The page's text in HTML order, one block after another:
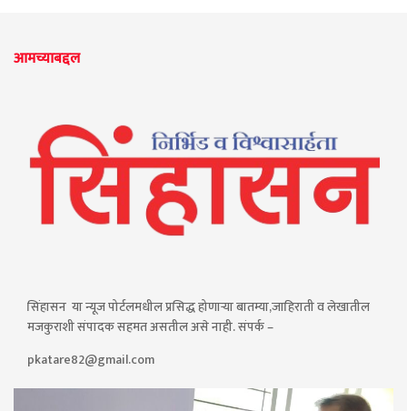
आमच्याबद्दल
सिंहासन या न्यूज पोर्टलमधील प्रसिद्ध होणाऱ्या बातम्या,जाहिराती व लेखातील
मजकुराशी संपादक सहमत असतील असे नाही. संपर्क –
pkatare82@gmail.com